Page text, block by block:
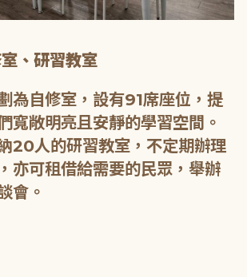
室、研習教室
為自修室，設有91席座位，提
寬敞明亮且安靜的學習空間。
20人的研習教室，不定期辦理
亦可租借給需要的民眾，舉辦
會。